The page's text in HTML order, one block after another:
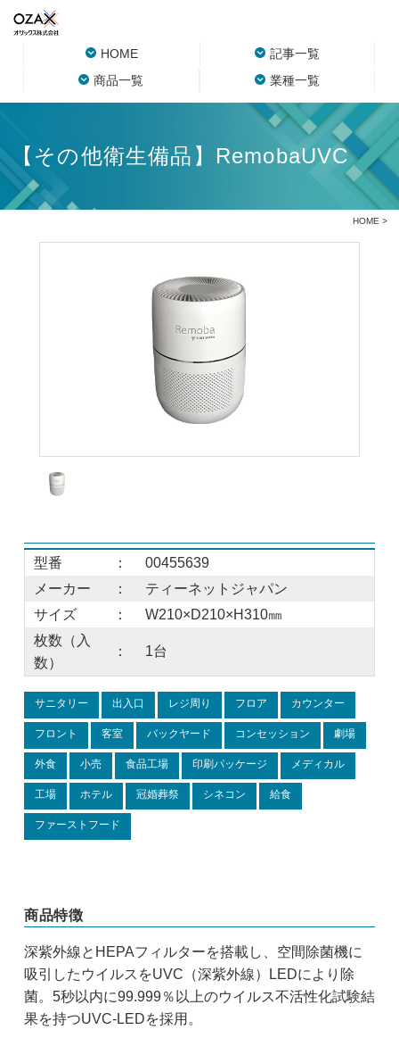
HOME
記事一覧
商品一覧
業種一覧
【その他衛生備品】RemobaUVC
HOME >
型番 ：
00455639
メーカー
：
ティーネットジャパン
サイズ
：
W210×D210×H310㎜
枚数（入
数）
： 1台
サニタリー 出入口 レジ周り フロア カウンター
フロント 客室 バックヤード コンセッション 劇場
外食 小売 食品工場 印刷パッケージ メディカル
工場 ホテル 冠婚葬祭 シネコン 給食
ファーストフード
商品特徴
深紫外線とHEPAフィルターを搭載し、空間除菌機に
吸引したウイルスをUVC（深紫外線）LEDにより除
菌。5秒以内に99.999％以上のウイルス不活性化試験結
果を持つUVC-LEDを採用。